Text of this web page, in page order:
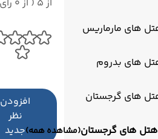
های مارماریس
های بدروم
های گرجستان
هتل های گرجستان(مشاهده همه)
از 5 ( از 0 رای )
افزودن
نظر
جدید